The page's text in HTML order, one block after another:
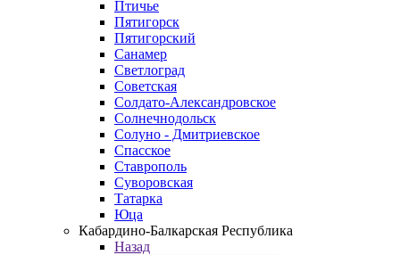
Птичье
Пятигорск
Пятигорский
Санамер
Светлоград
Советская
Солдато-Александровское
Солнечнодольск
Солуно - Дмитриевское
Спасское
Ставрополь
Суворовская
Татарка
Юца
Кабардино‑Балкарская Республика
Назад